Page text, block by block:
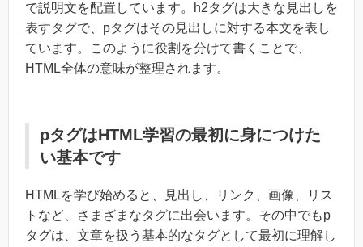
で説明文を配置しています。h2タグは大きな見出しを
表すタグで、pタグはその見出しに対する本文を表し
ています。このように役割を分けて書くことで、
HTML全体の意味が整理されます。
pタグはHTML学習の最初に身につけた
い基本です
HTMLを学び始めると、見出し、リンク、画像、リス
トなど、さまざまなタグに出会います。その中でもp
タグは、文章を扱う基本的なタグとして最初に理解し